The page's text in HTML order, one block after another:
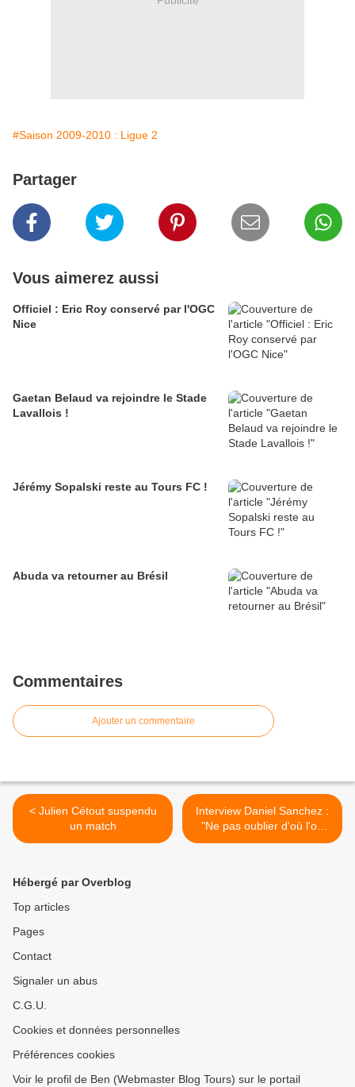
#Saison 2009-2010 : Ligue 2
Partager
Vous aimerez aussi
Officiel : Eric Roy conservé par l'OGC
Nice
Gaetan Belaud va rejoindre le Stade
Lavallois !
Jérémy Sopalski reste au Tours FC !
Abuda va retourner au Brésil
Commentaires
Ajouter un commentaire
< Julien Cétout suspendu
un match
Interview Daniel Sanchez :
"Ne pas oublier d'où l'on
vient !" >
Hébergé par Overblog
Top articles
Pages
Contact
Signaler un abus
C.G.U.
Cookies et données personnelles
Préférences cookies
Voir le profil de Ben (Webmaster Blog Tours) sur le portail